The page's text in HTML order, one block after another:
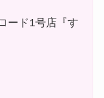
ード1号店『す